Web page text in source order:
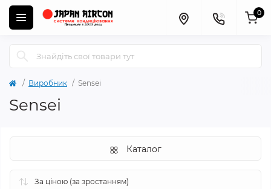
0
Виробник Sensei
Sensei
Каталог